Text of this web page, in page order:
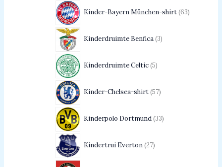
Kinder-Bayern München-shirt 63
Kinderdruimte Benfica 3
Kinderdruimte Celtic 5
Kinder-Chelsea-shirt 57
Kinderpolo Dortmund 33
Kindertrui Everton 27